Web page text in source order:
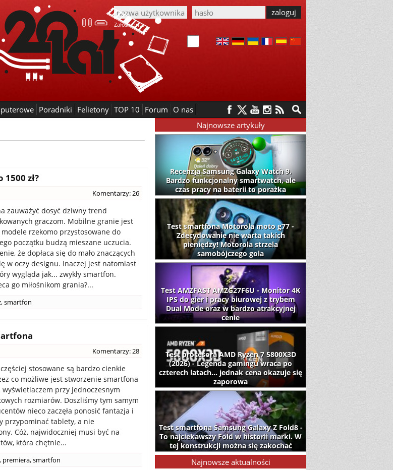
Załóż konto
Poradniki Felietony TOP 10 Forum O nas
zł?
Komentarzy: 26
zauważyć dosyć dziwny trend
graczom. Mobilne granie jest
rzekomo przystosowane do
początku budzą mieszane uczucia.
że dopłaca się do mało znaczących
w oczy designu. Inaczej jest natomiast
wygląda jak... zwykły smartfon.
go miłośnikom grania?...
,smartfon
Komentarzy: 28
stosowane są bardzo cienkie
co możliwe jest stworzenie smartfona
przy jednoczesnym
rozmiarów. Doszliśmy tym samym
nieco zaczęła ponosić fantazja i
przypominać tablety, a nie
Cóż, najwidoczniej musi być na
która chętnie...
, premiera,smartfon
Najnowsze artykuły
Recenzja Samsung Galaxy Watch 9.
Bardzo funkcjonalny smartwatch, ale
czas pracy na baterii to porażka
Test smartfona Motorola moto g77 -
Zdecydowanie nie warta takich
pieniędzy! Motorola strzela
samobójczego gola
Test AMZFAST AMZG27F6U - Monitor 4K
IPS do gier i pracy biurowej z trybem
Dual Mode oraz w bardzo atrakcyjnej
cenie
Test procesora AMD Ryzen 7 5800X3D
(2026) - Legenda gamingu wraca po
czterech latach... jednak cena okazuje się
zaporowa
Test smartfona Samsung Galaxy Z Fold8 -
To najciekawszy Fold w historii marki. W
tej konstrukcji można się zakochać
Najnowsze aktualności